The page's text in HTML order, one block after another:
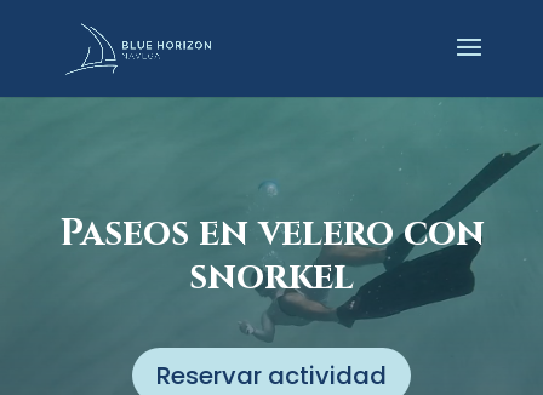
Paseos en velero con
snorkel
Reservar actividad